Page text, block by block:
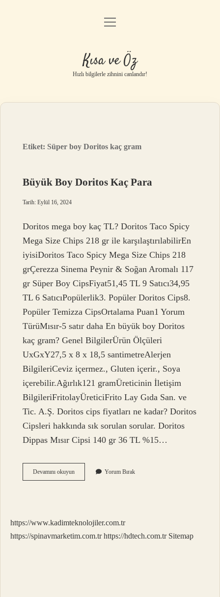
Anasayfa
Gizlilik Politikası
Yasal Uyarı
menüyü
Kısa ve Öz
Hızlı bilgilerle zihnini canlandır!
Etiket: Süper boy Doritos kaç gram
Büyük Boy Doritos Kaç Para
Tarih: Eylül 16, 2024
Doritos mega boy kaç TL? Doritos Taco Spicy
Mega Size Chips 218 gr ile karşılaştırılabilirEn
iyisiDoritos Taco Spicy Mega Size Chips 218
grÇerezza Sinema Peynir & Soğan Aromalı 117
gr Süper Boy CipsFiyat51,45 TL 9 Satıcı34,95
TL 6 SatıcıPopülerlik3. Popüler Doritos Cips8.
Popüler Temizza CipsOrtalama Puan1 Yorum
TürüMısır-5 satır daha En büyük boy Doritos
kaç gram? Genel BilgilerÜrün Ölçüleri
UxGxY‎27,5 x 8 x 18,5 santimetreAlerjen
Bilgileri‎Ceviz içermez., Gluten içerir., Soya
içerebilir.Ağırlık‎121 gramÜreticinin İletişim
Bilgileri‎FritolayÜretici‎Frito Lay Gıda San. ve
Tic. A.Ş. Doritos cips fiyatları ne kadar? Doritos
Cipsleri hakkında sık sorulan sorular. Doritos
Dippas Mısır Cipsi 140 gr 36 TL %15…
Devamını okuyunBüyük
Boy
Yorum Bırak
https://www.kadimteknolojiler.com.tr
https://spinavmarketim.com.tr https://hdtech.com.tr Sitemap